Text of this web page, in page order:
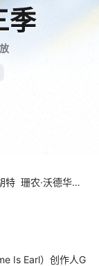
季
特 珊农·沃德华德
Is Earl）创作人G